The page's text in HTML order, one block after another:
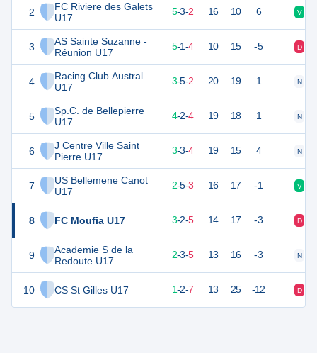
2
FC Riviere des Galets
U17
3
AS Sainte Suzanne -
Réunion U17
4
Racing Club Austral
U17
5
Sp.C. de Bellepierre
U17
6
J Centre Ville Saint
Pierre U17
7
US Bellemene Canot
U17
8 FC Moufia U17
9
Academie S de la
Redoute U17
10 CS St Gilles U17
28 10 5-3-2 16 10 6 V
26 5-1-4 10 15 -5 D
24 3-5-2 20 19 1 N
24 4-2-4 19 18 1 N
22 3-3-4 19 15 4 N
21 10 2-5-3 16 17 -1 V
21 3-2-5 14 17 -3 D
19 2-3-5 13 16 -3 N
15 1-2-7 13 25 -12 D